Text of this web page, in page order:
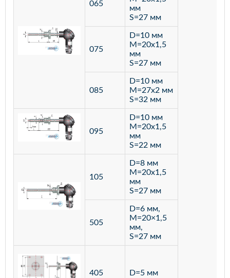
065
мм
S=27 мм
075
D=10 мм
M=20х1,5
мм
S=27 мм
085
D=10 мм
M=27х2 мм
S=32 мм
095
D=10 мм
M=20х1,5
мм
S=22 мм
105
D=8 мм
M=20х1,5
мм
S=27 мм
505
D=6 мм,
M=20×1,5
мм,
S=27 мм
405 D=5 мм